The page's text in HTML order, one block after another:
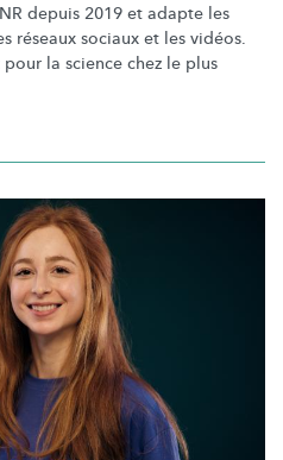
depuis 2019 et adapte les
réseaux sociaux et les vidéos.
la science chez le plus